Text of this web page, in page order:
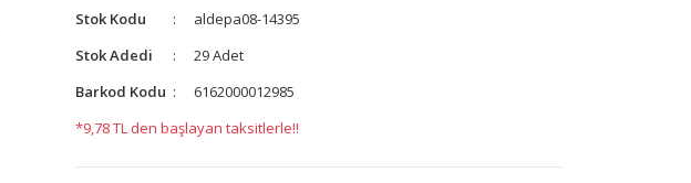
Stok Kodu
aldepa08-14395
Stok Adedi
29 Adet
Barkod Kodu
6162000012985
*9,78 TL den başlayan taksitlerle!!